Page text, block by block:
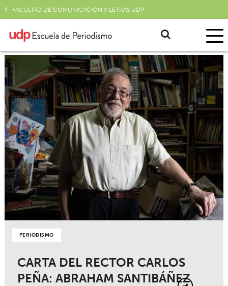
FACULTAD DE COMUNICACIÓN Y LETRAS UDP
PERIODISMO
CARTA DEL RECTOR CARLOS
PEÑA: ABRAHAM SANTIBÁÑEZ